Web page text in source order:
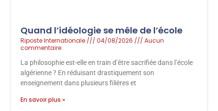
Quand l’idéologie se mêle de l’école
Riposte Internationale 04/08/2026
Aucun
commentaire
La philosophie est-elle en train d’être sacrifiée dans l’école
algérienne ? En réduisant drastiquement son
enseignement dans plusieurs filières et
En savoir plus »